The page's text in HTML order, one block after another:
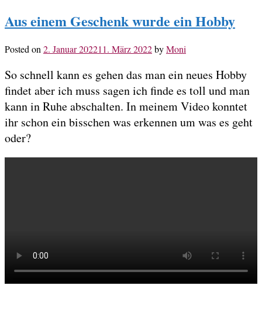
Aus einem Geschenk wurde ein Hobby
Posted on 2. Januar 202211. März 2022byMoni
So schnell kann es gehen das man ein neues Hobby
findet aber ich muss sagen ich finde es toll und man
kann in Ruhe abschalten. In meinem Video konntet
ihr schon ein bisschen was erkennen um was es geht
oder?